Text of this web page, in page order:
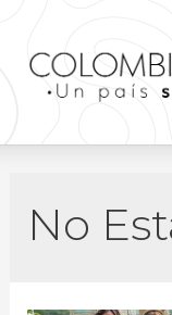
No